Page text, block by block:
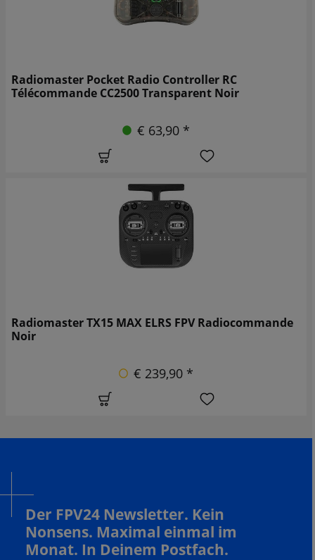
Radiomaster Pocket Radio Controller RC
Télécommande CC2500 Transparent Noir
€ 63,90 *
Radiomaster TX15 MAX ELRS FPV Radiocommande
Noir
€ 239,90 *
Der FPV24 Newsletter. Kein
Nonsens. Maximal einmal im
Monat. In Deinem Postfach.